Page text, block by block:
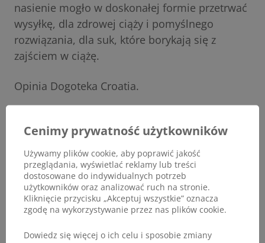
nasienie mogło w doskonałej formie przetrwać
wysyłkę, dla zdrowej ciąży i pomyślnego
rozwiązania, dla suk, które borykają się z
zajściem w ciążę.
Opinia Dogoteka Croatia.
Cenimy prywatność użytkowników
Używamy plików cookie, aby poprawić jakość
przeglądania, wyświetlać reklamy lub treści
dostosowane do indywidualnych potrzeb
użytkowników oraz analizować ruch na stronie.
Kliknięcie przycisku „Akceptuj wszystkie” oznacza
zgodę na wykorzystywanie przez nas plików cookie.
Dowiedz się więcej o ich celu i sposobie zmiany